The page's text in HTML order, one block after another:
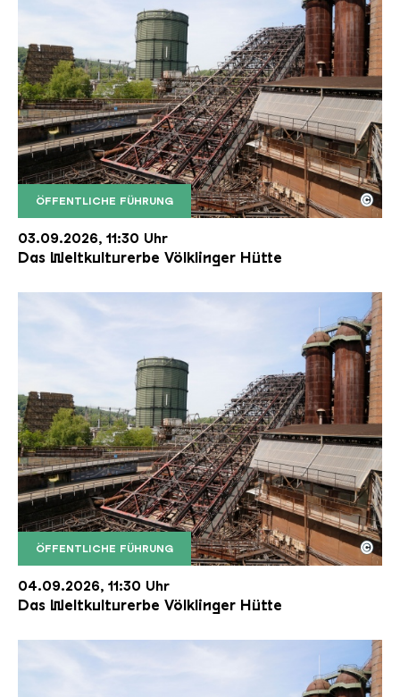
ÖFFENTLICHE FÜHRUNG
Der Erzschrägaufzug der Völklinger Hütte mit
Copyright: Weltkulturerbe Völklinger Hütte | Karl
©
03.09.2026, 11:30 Uhr
Das Weltkulturerbe Völklinger Hütte
ÖFFENTLICHE FÜHRUNG
Der Erzschrägaufzug der Völklinger Hütte mit
Copyright: Weltkulturerbe Völklinger Hütte | Karl
©
04.09.2026, 11:30 Uhr
Das Weltkulturerbe Völklinger Hütte